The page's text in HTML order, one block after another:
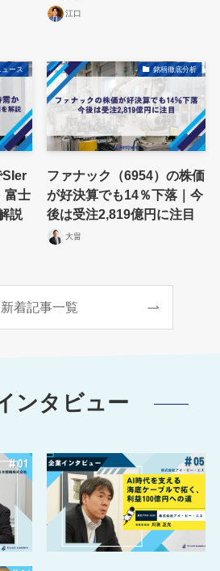
江口
ュース
SIer
富士
説
銘柄徹底分析
ファナック（6954）の株価
が好決算でも14％下落｜今
後は受注2,819億円に注目
大畠
新着記事一覧
ンタビュー